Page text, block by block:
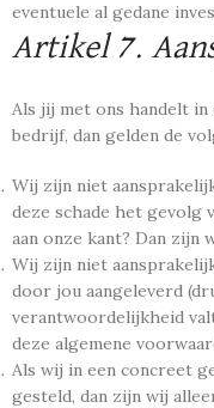
eventuele al gedane
Artikel 7.
Als jij met ons handelt
bedrijf, dan gelden de
Wij zijn niet
deze schade het gevolg
aan onze kant? Dan zijn
Wij zijn niet
door jou aangeleverd
verantwoordelijkheid
deze algemene
Als wij in een concreet
gesteld, dan zijn wij